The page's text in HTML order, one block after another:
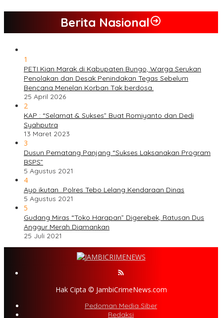
Berita Nasional
1
PETI Kian Marak di Kabupaten Bungo, Warga Serukan
Penolakan dan Desak Penindakan Tegas Sebelum
Bencana Menelan Korban Tak berdosa.
25 April 2026
2
KAP : “Selamat & Sukses” Buat Romiyanto dan Dedi
Syahputra
13 Maret 2023
3
Dusun Pematang Panjang “Sukses Laksanakan Program
BSPS”
5 Agustus 2021
4
Ayo ikutan…Polres Tebo Lelang Kendaraan Dinas
5 Agustus 2021
5
Gudang Miras “Toko Harapan” Digerebek, Ratusan Dus
Anggur Merah Diamankan
25 Juli 2021
Hak Cipta © JambiCrimeNews.com
Pedoman Media Siber
Redaksi